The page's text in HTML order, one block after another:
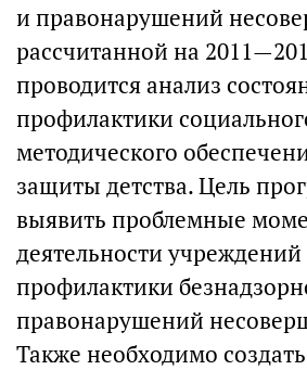
и правонарушений
рассчитанной на
проводится анализ
профилактики
методического
защиты детства. Цель
выявить проблемные
деятельности
профилактики
правонарушений
Также необходимо